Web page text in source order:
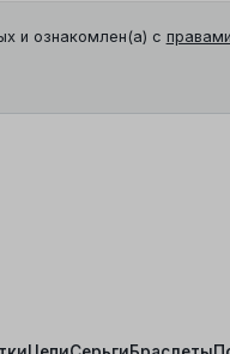
и ознакомлен(а) с правами